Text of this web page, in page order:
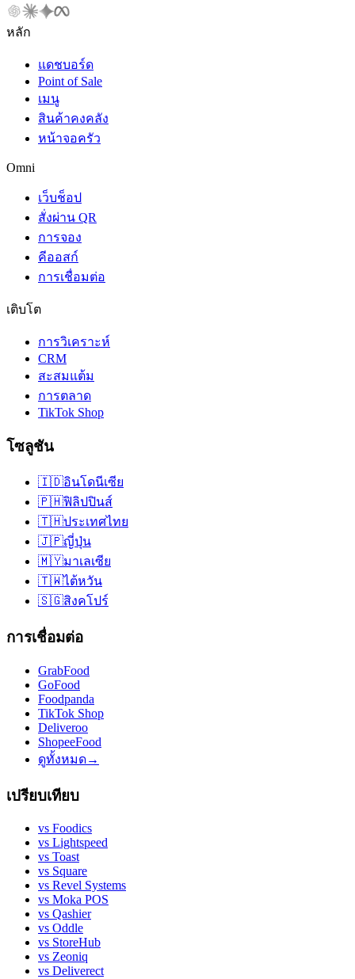
หลัก
แดชบอร์ด
Point of Sale
เมนู
สินค้าคงคลัง
หน้าจอครัว
Omni
เว็บช็อป
สั่งผ่าน QR
การจอง
คีออสก์
การเชื่อมต่อ
เติบโต
การวิเคราะห์
CRM
สะสมแต้ม
การตลาด
TikTok Shop
โซลูชัน
🇮🇩อินโดนีเซีย
🇵🇭ฟิลิปปินส์
🇹🇭ประเทศไทย
🇯🇵ญี่ปุ่น
🇲🇾มาเลเซีย
🇹🇼ไต้หวัน
🇸🇬สิงคโปร์
การเชื่อมต่อ
GrabFood
GoFood
Foodpanda
TikTok Shop
Deliveroo
ShopeeFood
ดูทั้งหมด→
เปรียบเทียบ
vs Foodics
vs Lightspeed
vs Toast
vs Square
vs Revel Systems
vs Moka POS
vs Qashier
vs Oddle
vs StoreHub
vs Zeoniq
vs Deliverect